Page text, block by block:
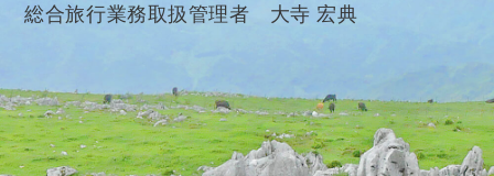
総合旅行業務取扱管理者 大寺 宏典